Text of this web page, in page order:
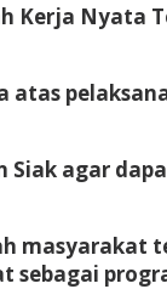
Kerja Nyata
agar
masyarakat